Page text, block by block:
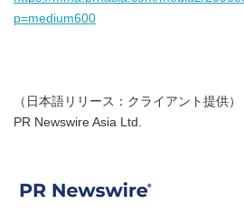
p=medium600
（日本語リリース：クライアント提供）
PR Newswire Asia Ltd.